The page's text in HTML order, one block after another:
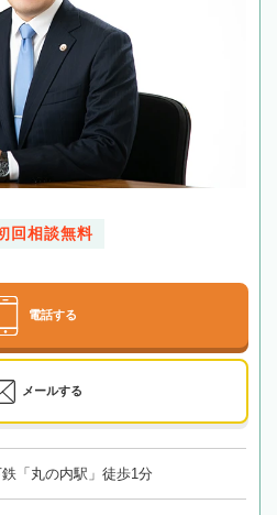
回相談無料
電話する
メールする
「丸の内駅」徒歩1分